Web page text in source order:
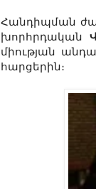
Հանդիպման
խորհրդական
միության
հարցերին։